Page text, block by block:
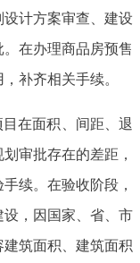
计方案审查、建设
在办理商品房预售
补齐相关手续。
在面积、间距、退
审批存在的差距，
续。在验收阶段，
，因国家、省、市
筑面积、建筑面积